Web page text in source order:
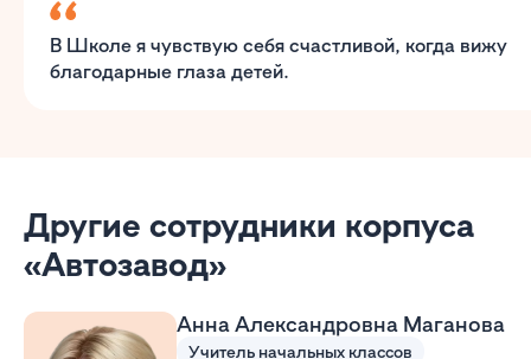
В Школе я чувствую себя счастливой, когда вижу
благодарные глаза детей.
Другие сотрудники корпуса
«Автозавод»
Анна Александровна Маганова
Учитель начальных классов